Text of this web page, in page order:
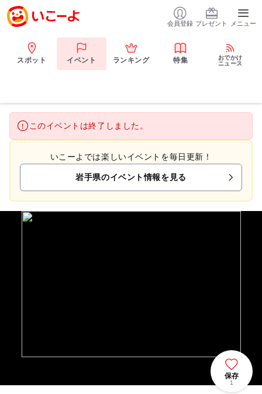
会員登録 プレゼント メニュー
スポット イベント ランキング 特集
おでかけ
ニュース
このイベントは終了しました。
いこーよでは楽しいイベントを毎日更新！
岩手県のイベント情報を見る
保存
1